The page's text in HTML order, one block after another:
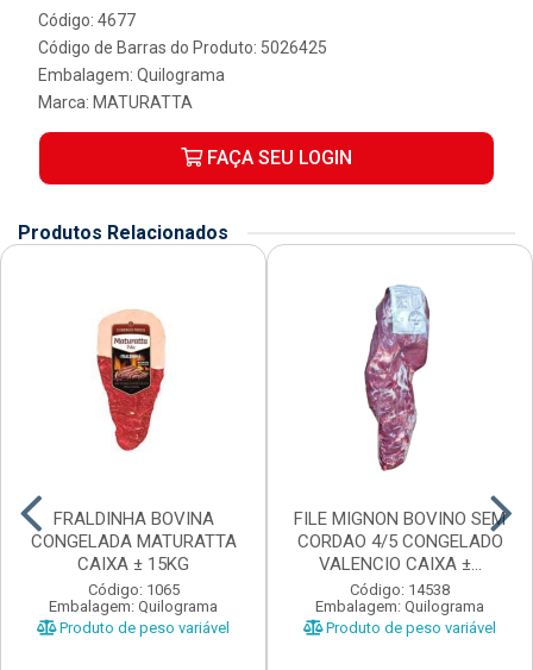
Código: 4677
Código de Barras do Produto: 5026425
Embalagem: Quilograma
Marca: MATURATTA
FAÇA SEU LOGIN
Produtos Relacionados
FRALDINHA BOVINA
CONGELADA MATURATTA
CAIXA ± 15KG
Código: 1065
Embalagem: Quilograma
Produto de peso variável
FILE MIGNON BOVINO SEM
CORDAO 4/5 CONGELADO
VALENCIO CAIXA ±...
Código: 14538
Embalagem: Quilograma
Produto de peso variável